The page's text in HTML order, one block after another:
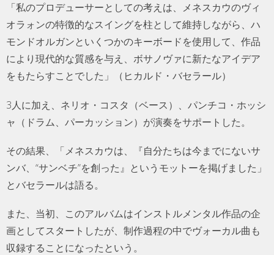
「私のプロデューサーとしての考えは、メネスカウのヴィ
オラォンの特徴的なスイングを柱として維持しながら、ハ
モンドオルガンといくつかのキーボードを使用して、作品
により現代的な質感を与え、ボサノヴァに新たなアイデア
をもたらすことでした」（ヒカルド・バセラール）
3人に加え、ネリオ・コスタ（ベース）、パンチコ・ホッシ
ャ（ドラム、パーカッション）が演奏をサポートした。
その結果、「メネスカウは、『自分たちは今までにないサ
ンバ、“サンベチ”を創った』というモットーを掲げました」
とバセラールは語る。
また、当初、このアルバムはインストルメンタル作品の企
画としてスタートしたが、制作過程の中でヴォーカル曲も
収録することになったという。